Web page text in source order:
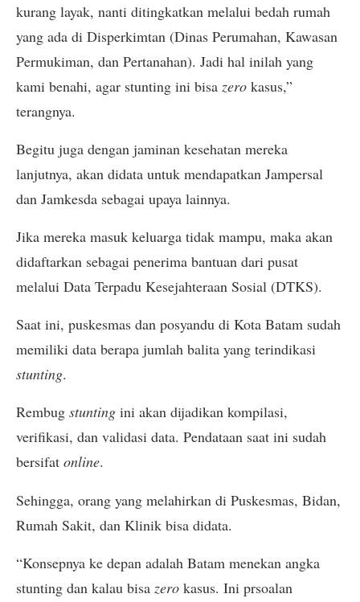
kurang layak, nanti ditingkatkan melalui bedah rumah
yang ada di Disperkimtan (Dinas Perumahan, Kawasan
Permukiman, dan Pertanahan). Jadi hal inilah yang
kami benahi, agar stunting ini bisa zero kasus,”
terangnya.
Begitu juga dengan jaminan kesehatan mereka
lanjutnya, akan didata untuk mendapatkan Jampersal
dan Jamkesda sebagai upaya lainnya.
Jika mereka masuk keluarga tidak mampu, maka akan
didaftarkan sebagai penerima bantuan dari pusat
melalui Data Terpadu Kesejahteraan Sosial (DTKS).
Saat ini, puskesmas dan posyandu di Kota Batam sudah
memiliki data berapa jumlah balita yang terindikasi
stunting.
Rembug stunting ini akan dijadikan kompilasi,
verifikasi, dan validasi data. Pendataan saat ini sudah
bersifat online.
Sehingga, orang yang melahirkan di Puskesmas, Bidan,
Rumah Sakit, dan Klinik bisa didata.
“Konsepnya ke depan adalah Batam menekan angka
stunting dan kalau bisa zero kasus. Ini prsoalan